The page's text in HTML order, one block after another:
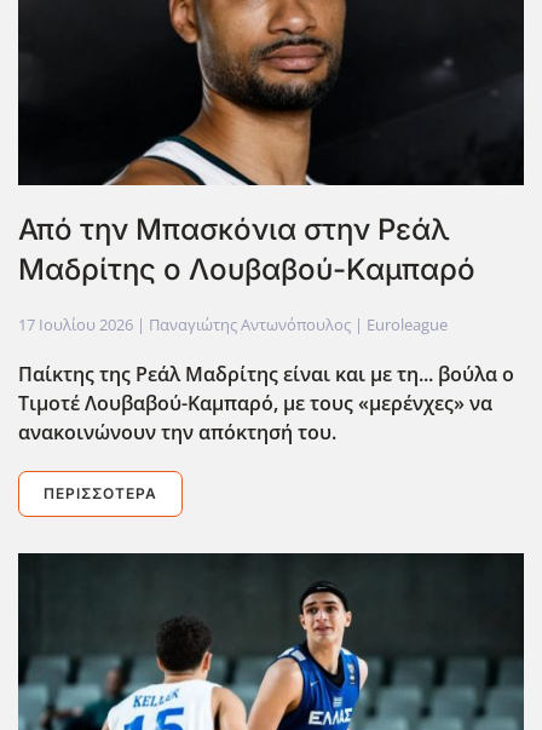
Από την Μπασκόνια στην Ρεάλ
Μαδρίτης ο Λουβαβού-Καμπαρό
17 Ιουλίου 2026 | Παναγιώτης Αντωνόπουλος | Euroleague
Παίκτης της Ρεάλ Μαδρίτης είναι και με τη... βούλα ο
Τιμοτέ Λουβαβού-Καμπαρό, με τους «μερένχες» να
ανακοινώνουν την απόκτησή του.
ΠΕΡΙΣΣΌΤΕΡΑ